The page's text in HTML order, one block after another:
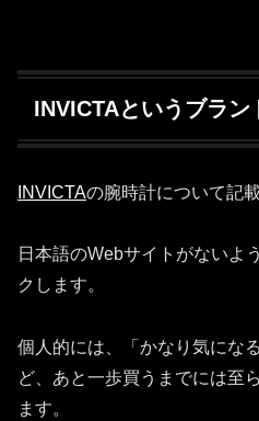
INVICTAというブラン
INVICTAの腕時計について記載
日本語のWebサイトがないよ
クします。
個人的には、「かなり気にな
ど、あと一歩買うまでには至
ます。